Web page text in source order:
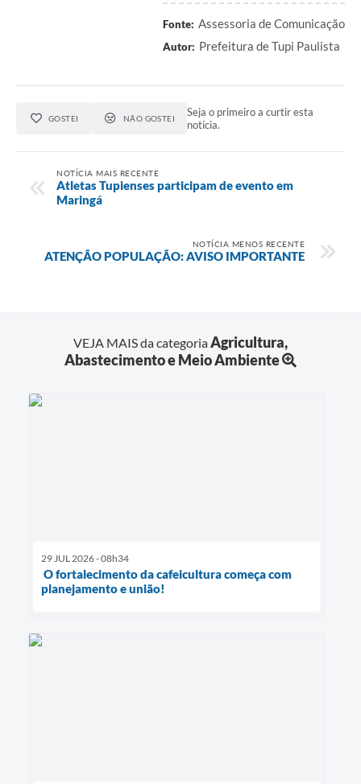
Fonte: Assessoria de Comunicação
Autor: Prefeitura de Tupi Paulista
GOSTEI NÃO GOSTEI
Seja o primeiro a curtir esta
notícia.
NOTÍCIA MAIS RECENTE
Atletas Tupienses participam de evento em
Maringá
NOTÍCIA MENOS RECENTE
ATENÇÃO POPULAÇÃO: AVISO IMPORTANTE
VEJA MAIS da categoriaAgricultura,
Abastecimento e Meio Ambiente
29 JUL 2026 - 08h34
O fortalecimento da cafeicultura começa com
planejamento e união!